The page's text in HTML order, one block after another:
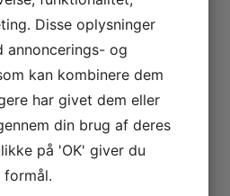
– nikkel
ligatur
klarinet ligatur
Disse oplysninger
annoncerings- og
kan kombinere dem
har givet dem eller
din brug af deres
på 'OK' giver du
formål.